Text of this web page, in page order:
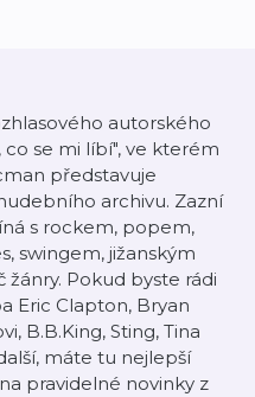
autorského
se mi líbí", ve kterém
představuje
archivu. Zazní
s rockem, popem,
swingem, jižanským
Pokud byste rádi
Eric Clapton, Bryan
B.B.King, Sting, Tina
máte tu nejlepší
pravidelné novinky z